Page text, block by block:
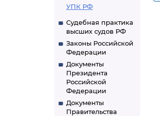
УПК РФ
Судебная практика
высших судов РФ
Законы Российской
Федерации
Документы
Президента
Российской
Федерации
Документы
Правительства